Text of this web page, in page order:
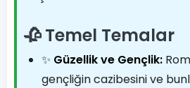
🥀 Temel Temalar
✨ Güzellik ve Gençlik:
gençliğin cazibesini ve